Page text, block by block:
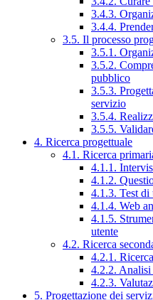
3.4.3.
3.4.4.
3.5. Il processo
3.5.1.
3.5.2.
pubblico
3.5.3.
servizio
3.5.4.
3.5.5.
4. Ricerca progettuale
4.1. Ricerca
4.1.1.
4.1.2.
4.1.3. Test di
4.1.4. Web
4.1.5.
utente
4.2. Ricerca
4.2.1.
4.2.2. Analisi
4.2.3.
5. Progettazione dei